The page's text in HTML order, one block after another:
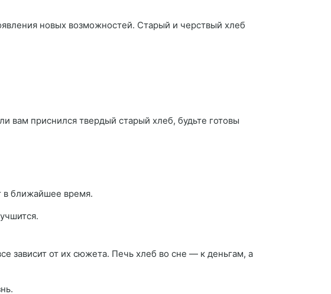
новых возможностей. Старый и черствый хлеб
вам приснился твердый старый хлеб, будьте готовы
в ближайшее время.
зависит от их сюжета. Печь хлеб во сне — к деньгам, а